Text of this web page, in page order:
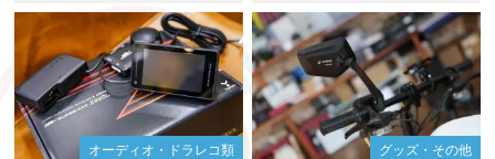
オーディオ・ドラレコ類 グッズ・その他